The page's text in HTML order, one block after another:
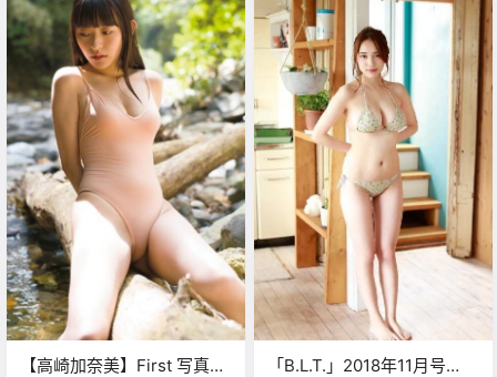
【高崎加奈美】First 写真集
「B.L.T.」2018年11月号